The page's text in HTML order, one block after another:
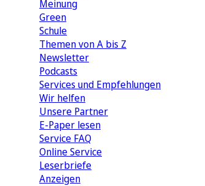
Meinung
Green
Schule
Themen von A bis Z
Newsletter
Podcasts
Services und Empfehlungen
Wir helfen
Unsere Partner
E-Paper lesen
Service FAQ
Online Service
Leserbriefe
Anzeigen